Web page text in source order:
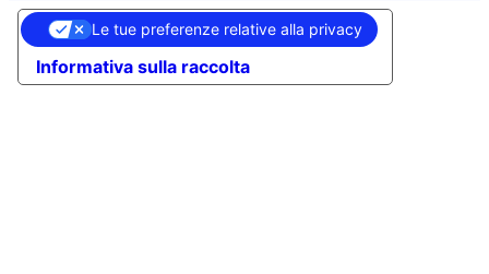
Informativa sulla raccolta
Le tue preferenze relative alla privacy